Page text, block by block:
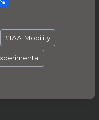
le
n
#IAA Mobility